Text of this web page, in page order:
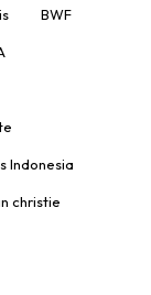
BWF
Indonesia
christie